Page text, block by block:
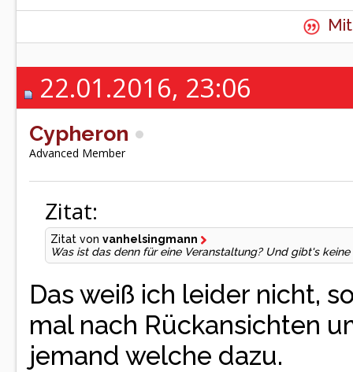
22.01.2016, 23:06
Cypheron
Advanced Member
Zitat:
Zitat von vanhelsingmann
Was ist das denn für eine Veranstaltung? Und gibt's
Das weiß ich leider nicht,
mal nach Rückansichten
jemand welche dazu.